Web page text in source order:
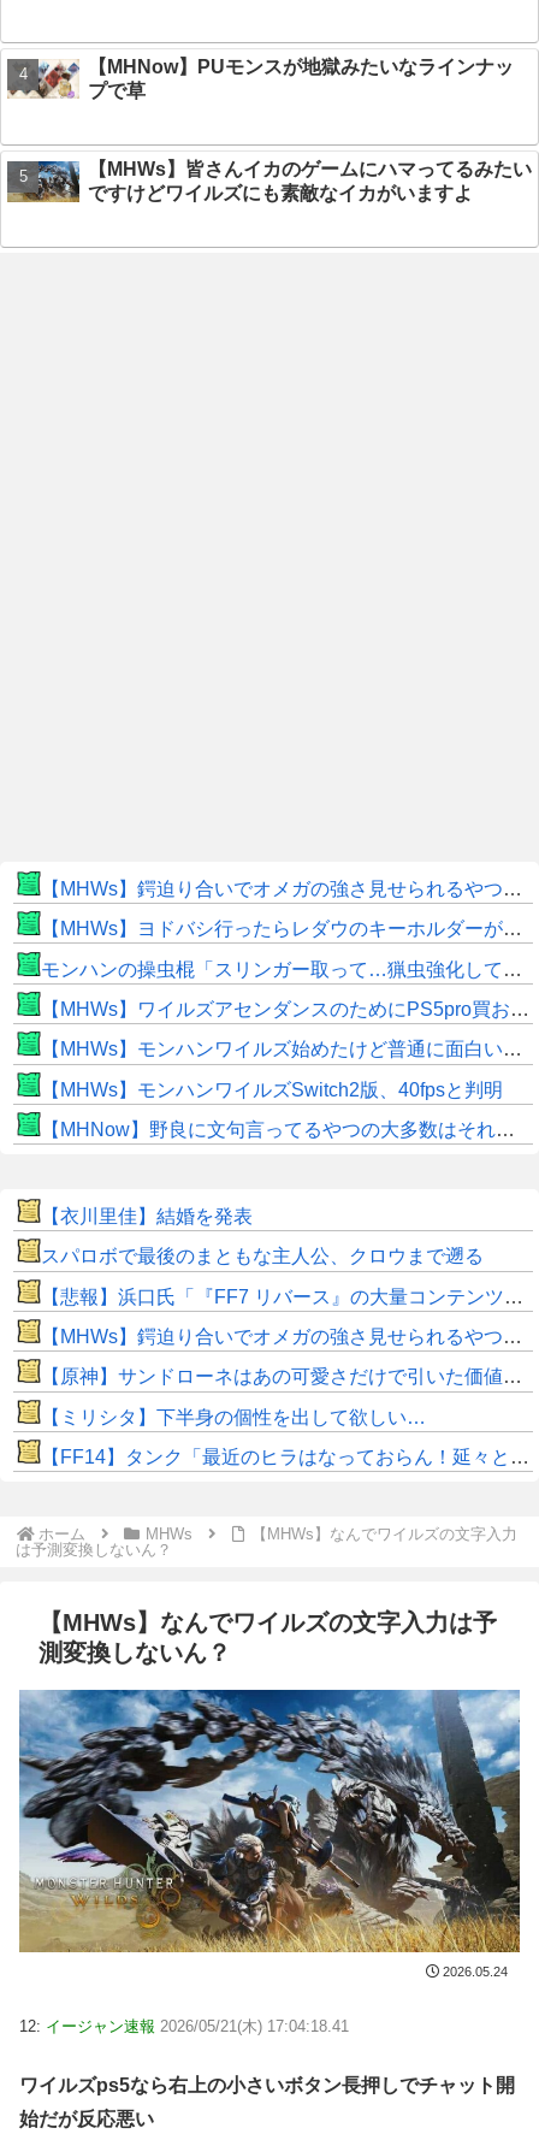
【MHNow】PUモンスが地獄みたいなラインナッ
プで草
【MHWs】皆さんイカのゲームにハマってるみたい
ですけどワイルズにも素敵なイカがいますよ
【MHWs】鍔迫り合いでオメガの強さ見せられるやつ一番すき
【MHWs】ヨドバシ行ったらレダウのキーホルダーが100円で売ってて草
モンハンの操虫棍「スリンガー取って…猟虫強化して…エキス取って… よし、戦うぞ」←これ
【MHWs】ワイルズアセンダンスのためにPS5pro買おうとしたら転売価格ばかりじゃねーか
【MHWs】モンハンワイルズ始めたけど普通に面白いじゃん
【MHWs】モンハンワイルズSwitch2版、40fpsと判明
【MHNow】野良に文句言ってるやつの大多数はそれしてないだけの雑魚だから聞く耳持つだけムダよ
【衣川里佳】結婚を発表
スパロボで最後のまともな主人公、クロウまで遡る
【悲報】浜口氏「『FF7 リバース』の大量コンテンツで疲れ、離れたプレイヤーいた」
【MHWs】鍔迫り合いでオメガの強さ見せられるやつ一番すき
【原神】サンドローネはあの可愛さだけで引いた価値ある！
【ミリシタ】下半身の個性を出して欲しい…
【FF14】タンク「最近のヒラはなっておらん！延々と攻撃しおって回復が遅いんじゃ！」←これって本当なのか？
ホーム MHWs
【MHWs】なんでワイルズの文字入力
は予測変換しないん？
【MHWs】なんでワイルズの文字入力は予
測変換しないん？
2026.05.24
12: イージャン速報 2026/05/21(木) 17:04:18.41
ワイルズps5なら右上の小さいボタン長押しでチャット開
始だが反応悪い